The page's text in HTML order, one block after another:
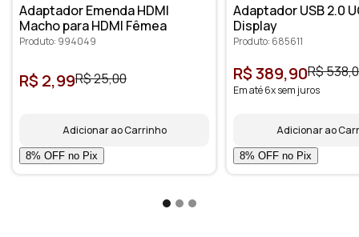
Adaptador Emenda HDMI
Macho para HDMI Fêmea
Produto: 994049
R$ 2,99R$ 25,00
Adicionar ao Carrinho
Adaptador USB 2.0
Display
Produto: 685611
R$ 389,90R$
Em até 6x sem juros
Adicionar ao